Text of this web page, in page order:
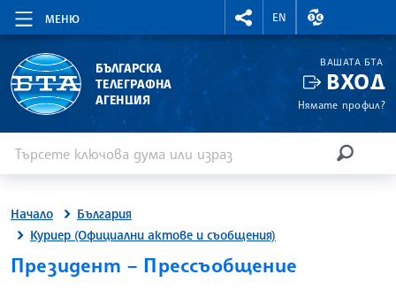
МЕНЮ
RIGHTMENU.SOCIAL
EN
ВАЛУТНИ
БЪЛГАРСКА
ТЕЛЕГРАФНА
АГЕНЦИЯ
ВАШАТА БТА
ВХОД
Нямате профил?
Начало
България
Куриер (Официални актове и съобщения)
Президент – Прессъобщение